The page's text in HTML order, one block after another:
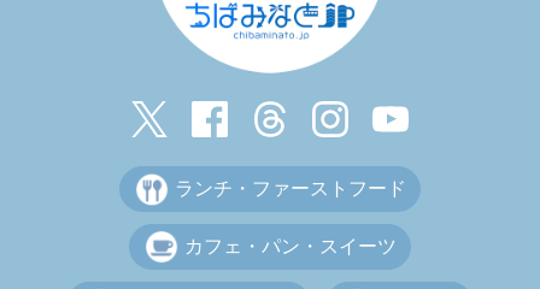
ランチ・ファーストフード
カフェ・パン・スイーツ